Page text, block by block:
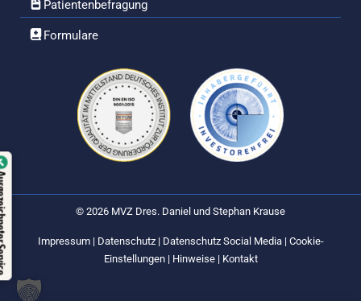
Patientenbefragung
Formulare
© 2026 MVZ Dres. Daniel und Stephan Krause
Impressum| Datenschutz| Datenschutz Social Media| Cookie-
Einstellungen| Hinweise| Kontakt
Ausgezeichneter Service
Verifiziert von:
Trustindex